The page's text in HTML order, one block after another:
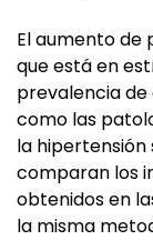
El aumento de
que está en
prevalencia
como las
la
comparan los
obtenidos en
la misma